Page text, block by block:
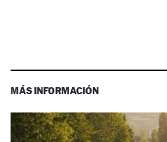
MÁS INFORMACIÓN